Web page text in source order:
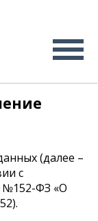
(далее –
с
№152-ФЗ «О